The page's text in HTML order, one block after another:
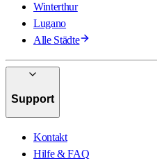
Winterthur
Lugano
Alle Städte
Support
Kontakt
Hilfe & FAQ